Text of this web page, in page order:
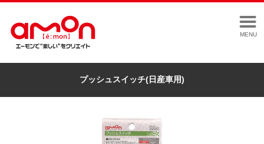
MENU
プッシュスイッチ(日産車用)